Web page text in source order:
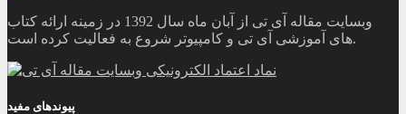
وبسایت مقاله آی تی از آبان ماه سال 1392 در زمینه ارائه کتاب
های آموزشی آی تی و کامپیوتر شروع به فعالیت کرده است.
پیوندهای مفید